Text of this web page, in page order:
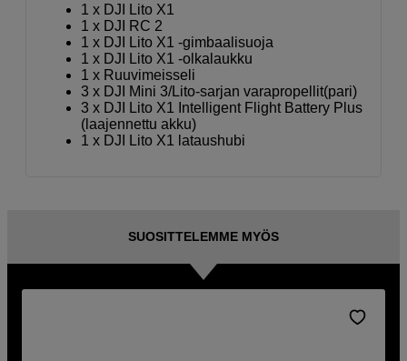
1 x DJI Lito X1
1 x DJI RC 2
1 x DJI Lito X1 -gimbaalisuoja
1 x DJI Lito X1 -olkalaukku
1 x Ruuvimeisseli
3 x DJI Mini 3/Lito-sarjan vara­propellit(pari)
3 x DJI Lito X1 Intelligent Flight Battery Plus
(laajennettu akku)
1 x DJI Lito X1 lataushubi
SUOSITTELEMME MYÖS